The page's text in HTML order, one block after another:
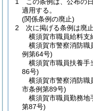
適用する。
(関係条例の廃止)
2
次に掲げる条例は廃止
横須賀市職員給料支
横須賀市警察消防職
例第64号)
横須賀市職員扶養手
86号)
横須賀市警察消防職
市条例第89号)
横須賀市職員勤務地
第87号)